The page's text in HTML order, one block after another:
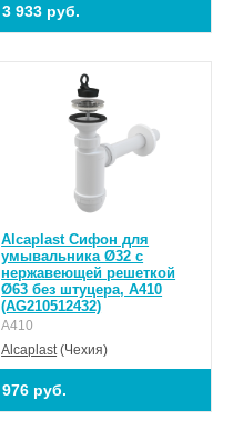
3 933 руб.
Alcaplast Сифон для
умывальника Ø32 с
нержавеющей peшeткой
Ø63 без штуцерa, A410
(AG210512432)
A410
Alcaplast (Чехия)
976 руб.